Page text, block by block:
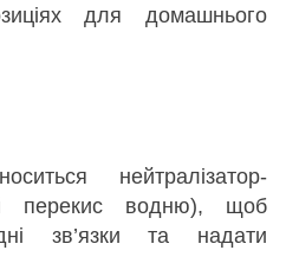
для домашнього
нейтралізатор-
перекис водню), щоб
зв’язки та надати